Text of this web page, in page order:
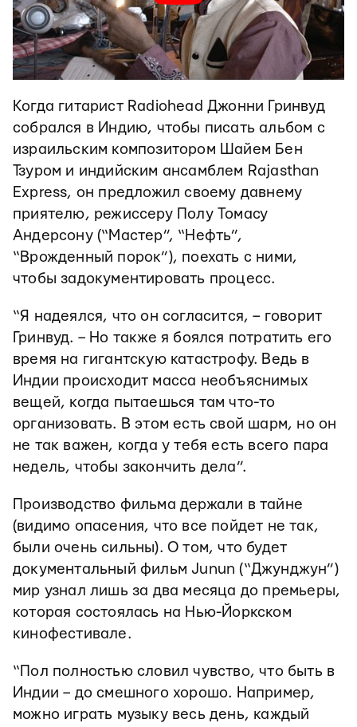
Когда гитарист Radiohead Джонни Гринвуд
собрался в Индию, чтобы писать альбом с
израильским композитором Шайем Бен
Тзуром и индийским ансамблем Rajasthan
Express, он предложил своему давнему
приятелю, режиссеру Полу Томасу
Андерсону (“Мастер”, “Нефть”,
“Врожденный порок”), поехать с ними,
чтобы задокументировать процесс.
“Я надеялся, что он согласится, – говорит
Гринвуд. – Но также я боялся потратить его
время на гигантскую катастрофу. Ведь в
Индии происходит масса необъяснимых
вещей, когда пытаешься там что-то
организовать. В этом есть свой шарм, но он
не так важен, когда у тебя есть всего пара
недель, чтобы закончить дела”.
Производство фильма держали в тайне
(видимо опасения, что все пойдет не так,
были очень сильны). О том, что будет
документальный фильм Junun (“Джунджун”)
мир узнал лишь за два месяца до премьеры,
которая состоялась на Нью-Йоркском
кинофестивале.
“Пол полностью словил чувство, что быть в
Индии – до смешного хорошо. Например,
можно играть музыку весь день, каждый